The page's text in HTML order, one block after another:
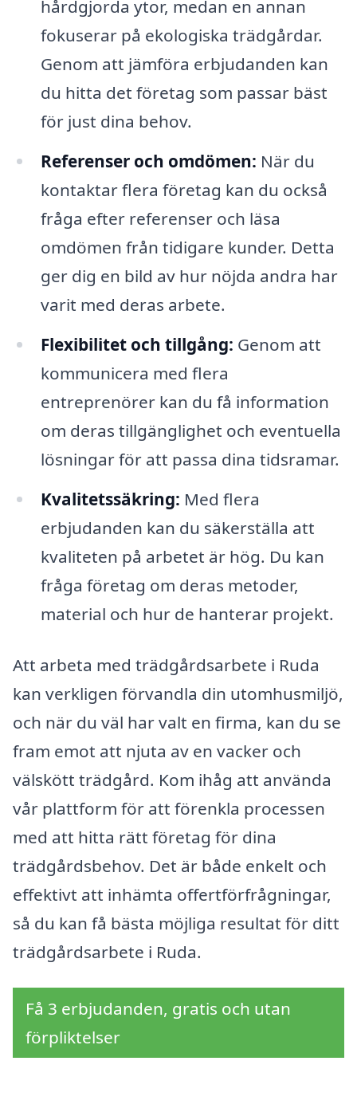
hårdgjorda ytor, medan en annan
fokuserar på ekologiska trädgårdar.
Genom att jämföra erbjudanden kan
du hitta det företag som passar bäst
för just dina behov.
Referenser och omdömen: När du
kontaktar flera företag kan du också
fråga efter referenser och läsa
omdömen från tidigare kunder. Detta
ger dig en bild av hur nöjda andra har
varit med deras arbete.
Flexibilitet och tillgång: Genom att
kommunicera med flera
entreprenörer kan du få information
om deras tillgänglighet och eventuella
lösningar för att passa dina tidsramar.
Kvalitetssäkring: Med flera
erbjudanden kan du säkerställa att
kvaliteten på arbetet är hög. Du kan
fråga företag om deras metoder,
material och hur de hanterar projekt.
Att arbeta med trädgårdsarbete i Ruda
kan verkligen förvandla din utomhusmiljö,
och när du väl har valt en firma, kan du se
fram emot att njuta av en vacker och
välskött trädgård. Kom ihåg att använda
vår plattform för att förenkla processen
med att hitta rätt företag för dina
trädgårdsbehov. Det är både enkelt och
effektivt att inhämta offertförfrågningar,
så du kan få bästa möjliga resultat för ditt
trädgårdsarbete i Ruda.
Få 3 erbjudanden, gratis och utan
förpliktelser